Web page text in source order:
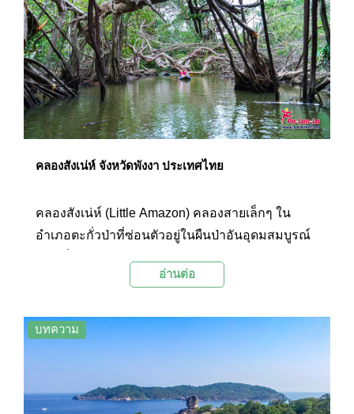
คลองสังเน่ห์ จังหวัดพังงา ประเทศไทย
คลองสังเน่ห์ (Little Amazon) คลองสายเล็กๆ ใน
อำเภอตะกั่วป่าที่ซ่อนตัวอยู่ในผืนป่าอันอุดมสมบูรณ์
หลากหลายและสัตว์ป่าที่อาศัยอยู่ริมคลองคดเคียว
อ่านต่อ
บทความ